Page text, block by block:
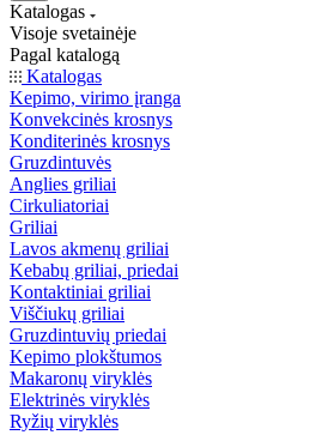
Katalogas
Visoje svetainėje
Pagal katalogą
Katalogas
Kepimo, virimo įranga
Konvekcinės krosnys
Konditerinės krosnys
Gruzdintuvės
Anglies griliai
Cirkuliatoriai
Griliai
Lavos akmenų griliai
Kebabų griliai, priedai
Kontaktiniai griliai
Viščiukų griliai
Gruzdintuvių priedai
Kepimo plokštumos
Makaronų viryklės
Elektrinės viryklės
Ryžių viryklės